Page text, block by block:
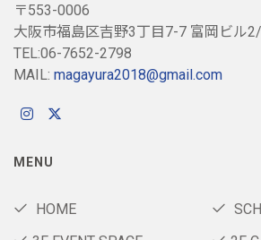
〒553-0006
大阪市福島区吉野3丁目7-7 富岡ビル
TEL:06-7652-2798
MAIL: magayura2018@gmail.com
MENU
HOME